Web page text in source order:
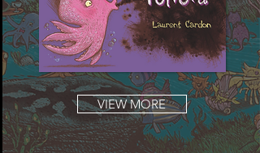
VIEW MORE